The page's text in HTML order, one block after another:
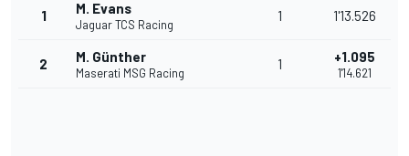
1 M. Evans
Jaguar TCS Racing
1 1'13.526
2 M. Günther
Maserati MSG Racing
1 +1.095
1'14.621